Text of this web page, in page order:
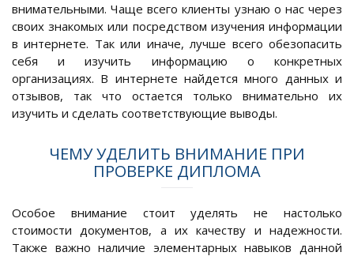
внимательными. Чаще всего клиенты узнаю о нас через
своих знакомых или посредством изучения информации
в интернете. Так или иначе, лучше всего обезопасить
себя и изучить информацию о конкретных
организациях. В интернете найдется много данных и
отзывов, так что остается только внимательно их
изучить и сделать соответствующие выводы.
ЧЕМУ УДЕЛИТЬ ВНИМАНИЕ ПРИ
ПРОВЕРКЕ ДИПЛОМА
Особое внимание стоит уделять не настолько
стоимости документов, а их качеству и надежности.
Также важно наличие элементарных навыков данной